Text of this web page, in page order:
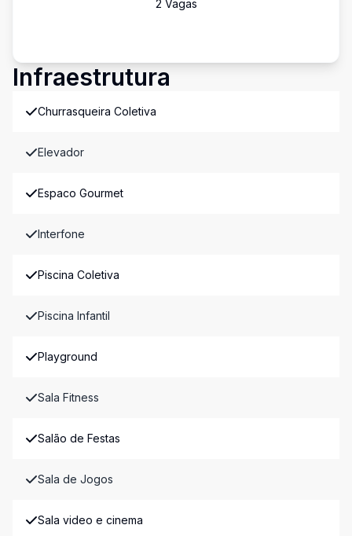
2 Vagas
Infraestrutura
Churrasqueira Coletiva
Elevador
Espaco Gourmet
Interfone
Piscina Coletiva
Piscina Infantil
Playground
Sala Fitness
Salão de Festas
Sala de Jogos
Sala video e cinema